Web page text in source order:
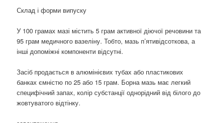
Склад і форми випуску
У 100 грамах мазі містить 5 грам активної діючої речовини та
95 грам медичного вазеліну. Тобто, мазь п’ятивідсоткова, а
інші допоміжні компоненти відсутні.
Засіб продається в алюмінієвих тубах або пластикових
банках ємністю по 25 або 15 грам. Борна мазь має легкий
специфічний запах, колір субстанції однорідний від білого до
жовтуватого відтінку.